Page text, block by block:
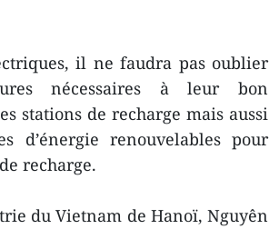
il ne faudra pas oublier
nécessaires à leur bon
stations de recharge mais aussi
d’énergie renouvelables pour
recharge.
du Vietnam de Hanoï, Nguyên